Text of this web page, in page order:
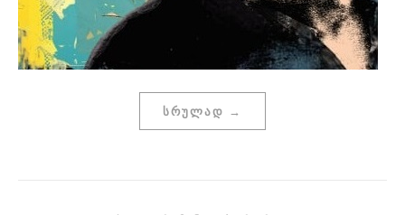
ᲡᲠᲣᲚᲐᲓ →